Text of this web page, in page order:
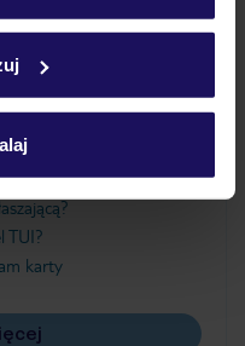
cookie znajdziesz
TUI?
karty